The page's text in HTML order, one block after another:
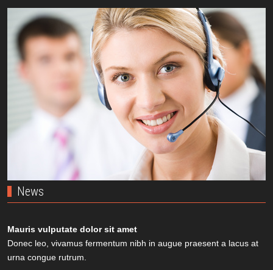
News
Mauris vulputate dolor sit amet
Donec leo, vivamus fermentum nibh in augue praesent a lacus at
urna congue rutrum.